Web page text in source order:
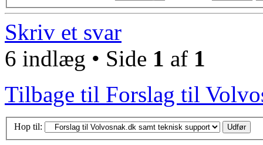
Skriv et svar
6 indlæg • Side 1 af 1
Tilbage til Forslag til
Hop til: